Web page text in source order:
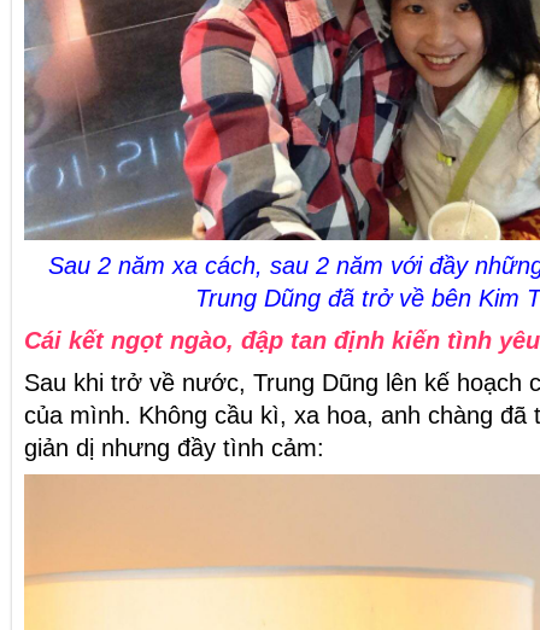
Sau 2 năm xa cách, sau 2 năm với đầy
Trung Dũng đã trở về bên Kim
Cái kết ngọt ngào, đập tan định kiến tình
Sau khi trở về nước, Trung Dũng lên kế hoạch
của mình. Không cầu kì, xa hoa, anh chàng đã
giản dị nhưng đầy tình cảm: